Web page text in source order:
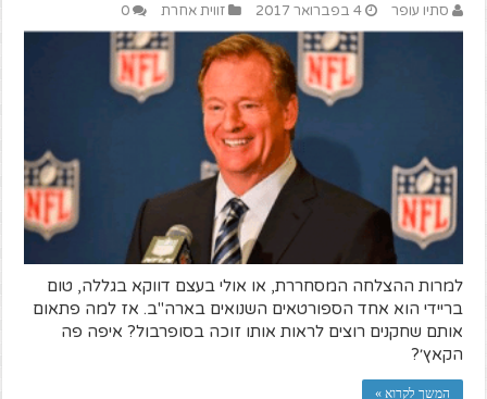
סתיו עופר 4 בפברואר 2017 זווית אחרת 0
למרות ההצלחה המסחררת, או אולי בעצם דווקא בגללה, טום
בריידי הוא אחד הספורטאים השנואים בארה"ב. אז למה פתאום
אותם שחקנים רוצים לראות אותו זוכה בסופרבול? איפה פה
הקאץ׳?
המשך לקרוא »